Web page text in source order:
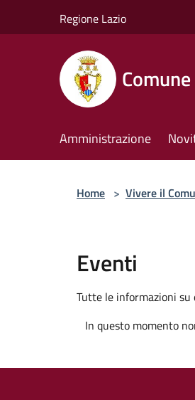
Regione Lazio
Amministrazione
Home > Vivere il
Eventi
Tutte le informazioni su
In questo momento